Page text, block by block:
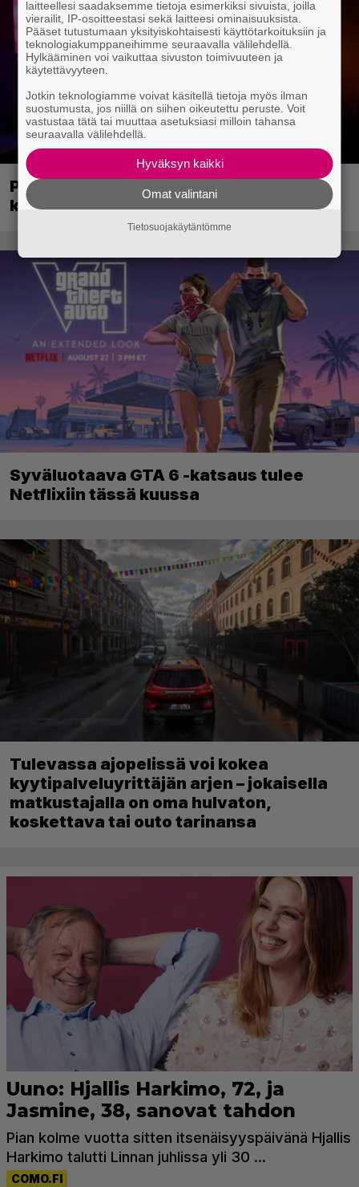
PS5-konsolin myynnit saavuttivat
kunnioitettavan merkkipaalun
Syväluotaava GTA 6 -katsaus tulee
Netflixiin tässä kuussa
Tulevassa ajopelissä voi kokea
kyytipalveluyrittäjän arjen – jokaisella
matkustajalla on oma hulvaton,
koskettava tai outo tarinansa
laitteellesi saadaksemme tietoja esimerkiksi sivuista, joilla
vierailit, IP-osoitteestasi sekä laitteesi ominaisuuksista.
Pääset tutustumaan yksityiskohtaisesti käyttötarkoituksiin ja
teknologiakumppaneihimme seuraavalla välilehdellä.
Hylkääminen voi vaikuttaa sivuston toimivuuteen ja
käytettävyyteen.
Jotkin teknologiamme voivat käsitellä tietoja myös ilman
suostumusta, jos niillä on siihen oikeutettu peruste. Voit
vastustaa tätä tai muuttaa asetuksiasi milloin tahansa
seuraavalla välilehdellä.
Hyväksyn kaikki
Omat valintani
Tietosuojakäytäntömme